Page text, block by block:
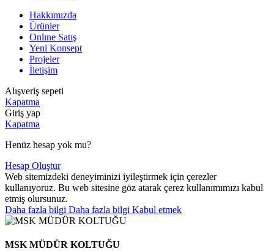
Hakkımızda
Ürünler
Onlıne Satış
Yeni Konsept
Projeler
İletişim
Alışveriş sepeti
Kapatma
Giriş yap
Kapatma
Henüz hesap yok mu?
Hesap Oluştur
Web sitemizdeki deneyiminizi iyileştirmek için çerezler
kullanıyoruz. Bu web sitesine göz atarak çerez kullanımımızı kabul
etmiş olursunuz.
Daha fazla bilgi Daha fazla bilgi Kabul etmek
MSK MÜDÜR KOLTUĞU